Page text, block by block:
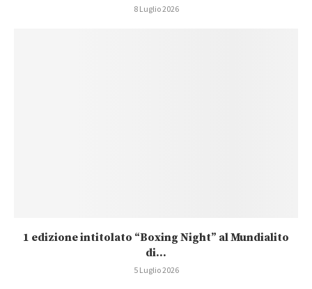
8 Luglio 2026
1 edizione intitolato “Boxing Night” al Mundialito
di...
5 Luglio 2026